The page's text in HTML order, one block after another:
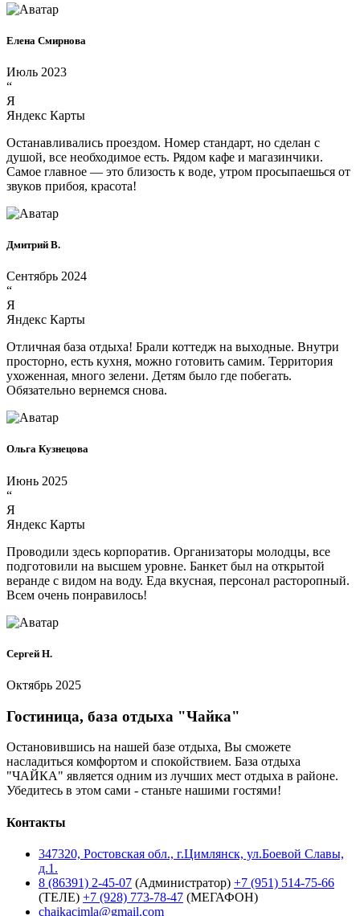
Елена Смирнова
Июль 2023
“
Я
Яндекс Карты
Останавливались проездом. Номер стандарт, но сделан с
душой, все необходимое есть. Рядом кафе и магазинчики.
Самое главное — это близость к воде, утром просыпаешься от
звуков прибоя, красота!
Дмитрий В.
Сентябрь 2024
“
Я
Яндекс Карты
Отличная база отдыха! Брали коттедж на выходные. Внутри
просторно, есть кухня, можно готовить самим. Территория
ухоженная, много зелени. Детям было где побегать.
Обязательно вернемся снова.
Ольга Кузнецова
Июнь 2025
“
Я
Яндекс Карты
Проводили здесь корпоратив. Организаторы молодцы, все
подготовили на высшем уровне. Банкет был на открытой
веранде с видом на воду. Еда вкусная, персонал расторопный.
Всем очень понравилось!
Сергей Н.
Октябрь 2025
Гостиница, база отдыха "Чайка"
Остановившись на нашей базе отдыха, Вы сможете
насладиться комфортом и спокойствием. База отдыха
"ЧАЙКА" является одним из лучших мест отдыха в районе.
Убедитесь в этом сами - станьте нашими гостями!
Контакты
347320, Ростовская обл., г.Цимлянск, ул.Боевой Славы,
д.1.
8 (86391) 2-45-07 (Администратор) +7 (951) 514-75-66
(ТЕЛЕ) +7 (928) 773-78-47 (МЕГАФОН)
chaikacimla@gmail.com